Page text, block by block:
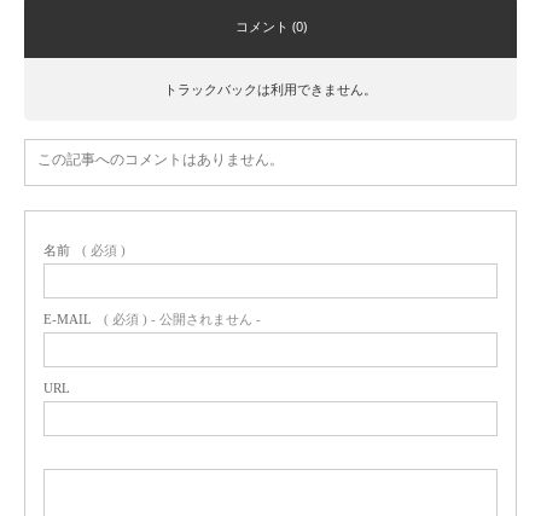
コメント (0)
トラックバックは利用できません。
この記事へのコメントはありません。
名前 ( 必須 )
E-MAIL ( 必須 ) - 公開されません -
URL